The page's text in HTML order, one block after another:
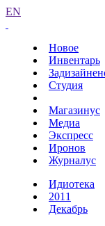
EN
Новое
Инвентарь
Студия
Магазинус
Медиа
Экспресс
Иронов
Журналус
Идиотека
2011
Декабрь